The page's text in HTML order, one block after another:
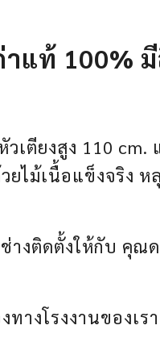
แท้ 100%
ตียงสูง 110 cm.
ม้เนื้อแข็งจริง ห
างติดตั้งให้กับ คุณ
างโรงงานของเ